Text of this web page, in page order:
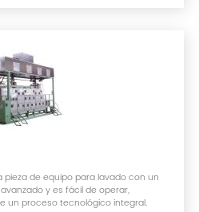
pieza de equipo para lavado con un
y es fácil de operar,
un proceso tecnológico integral.